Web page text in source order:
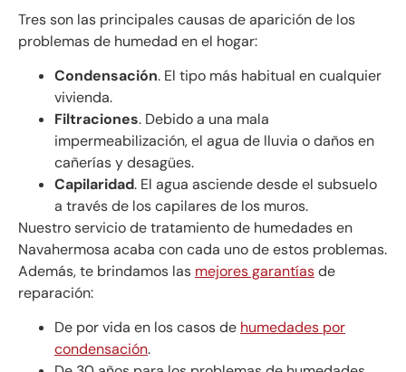
Tres son las principales causas de aparición de los
problemas de humedad en el hogar:
Condensación. El tipo más habitual en cualquier
vivienda.
Filtraciones. Debido a una mala
impermeabilización, el agua de lluvia o daños en
cañerías y desagües.
Capilaridad. El agua asciende desde el subsuelo
a través de los capilares de los muros.
Nuestro servicio de tratamiento de humedades en
Navahermosa acaba con cada uno de estos problemas.
Además, te brindamos las mejores garantíasde
reparación:
De por vida en los casos de humedades por
condensación.